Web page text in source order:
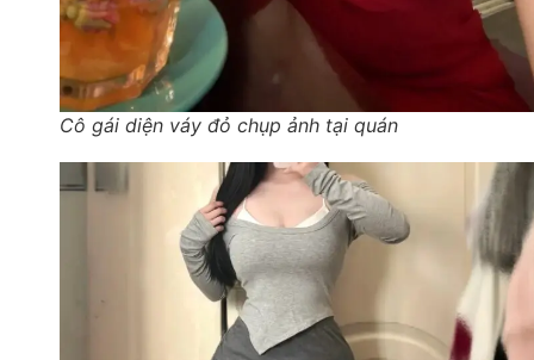
Cô gái diện váy đỏ chụp ảnh tại quán